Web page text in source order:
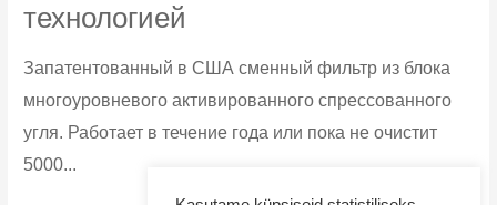
технологией
Запатентованный в США сменный фильтр из блока
многоуровневого активированного спрессованного
угля. Работает в течение года или пока не очистит
5000...
eSpring™